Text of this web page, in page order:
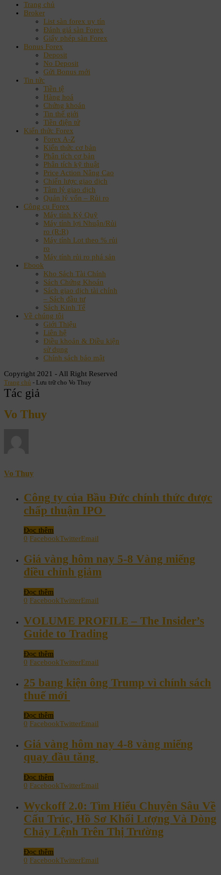
Trang chủ
Broker
List sàn forex uy tín
Đánh giá sàn Forex
Giấy phép sàn Forex
Bonus Forex
Deposit
No Deposit
Gửi Bonus mới
Tin tức
Tiền tệ
Hàng hoá
Chứng khoán
Tin thế giới
Tiền điện tử
Kiến thức Forex
Forex A-Z
Kiến thức cơ bản
Phân tích cơ bản
Phân tích kỹ thuật
Price Action Nâng Cao
Chiến lược giao dịch
Tâm lý giao dịch
Quản lý vốn – Rủi ro
Công cụ Forex
Máy tính Ký Quỹ
Máy tính lợi Nhuận/Rủi
ro (R:R)
Máy tính Lot theo % rủi
ro
Máy tính rủi ro phá sản
Ebook
Kho Sách Tài Chính
Sách Chứng Khoán
Sách giao dịch tài chính
– Sách đầu tư
Sách Kinh Tế
Về chúng tôi
Giới Thiệu
Liên hệ
Điều khoản & Điều kiện
sử dụng
Chính sách bảo mật
Copyright 2021 - All Right Reserved
Trang chủ - Lưu trữ cho Vo Thuy
Tác giả
Vo Thuy
Vo Thuy
Công ty của Bầu Đức chính thức được
chấp thuận IPO
Đọc thêm
0 FacebookTwitterEmail
Giá vàng hôm nay 5-8 Vàng miếng
điều chỉnh giảm
Đọc thêm
0 FacebookTwitterEmail
VOLUME PROFILE – The Insider’s
Guide to Trading
Đọc thêm
0 FacebookTwitterEmail
25 bang kiện ông Trump vì chính sách
thuế mới
Đọc thêm
0 FacebookTwitterEmail
Giá vàng hôm nay 4-8 vàng miếng
quay đầu tăng
Đọc thêm
0 FacebookTwitterEmail
Wyckoff 2.0: Tìm Hiểu Chuyên Sâu Về
Cấu Trúc, Hồ Sơ Khối Lượng Và Dòng
Chảy Lệnh Trên Thị Trường
Đọc thêm
0 FacebookTwitterEmail